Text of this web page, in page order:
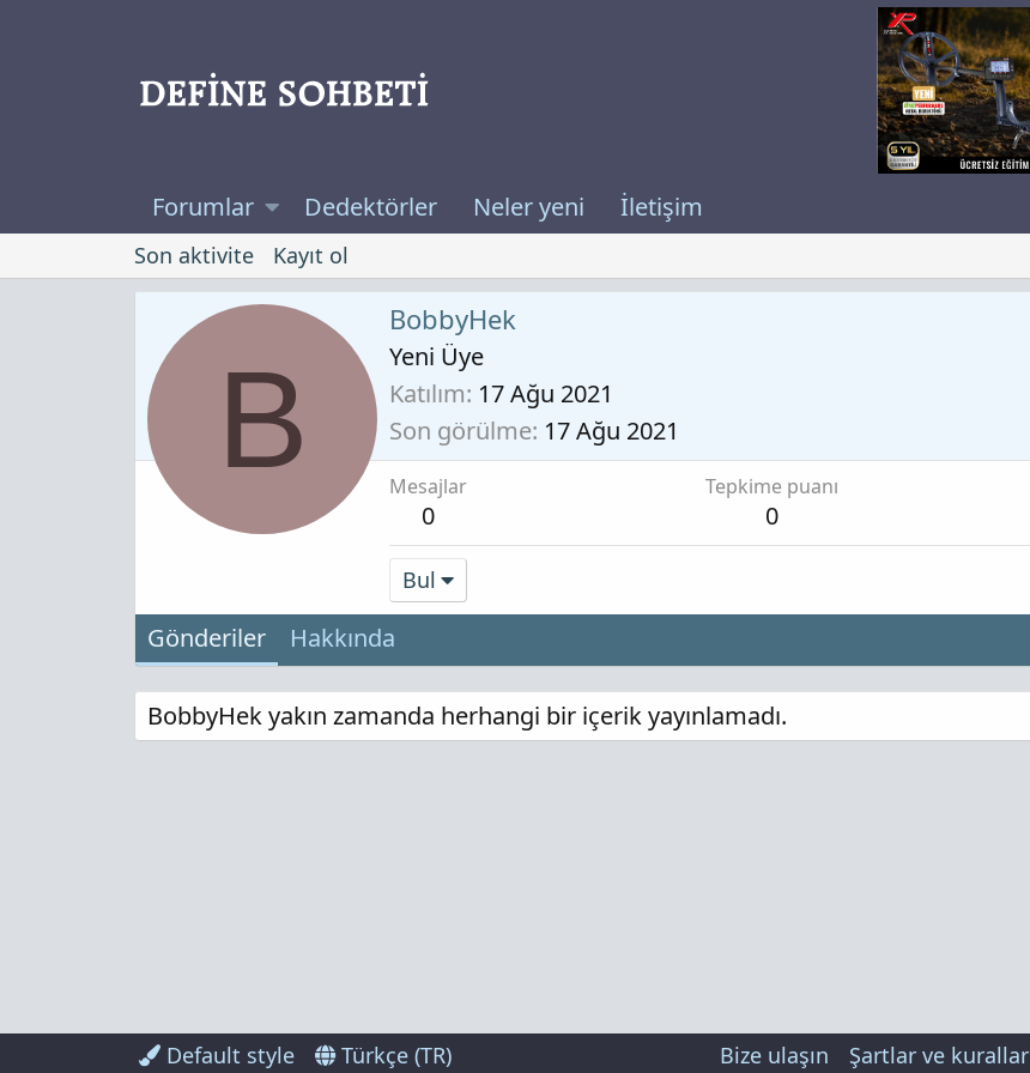
Forumlar Dedektörler Neler yeni İletişim
Son aktivite Kayıt ol
B
BobbyHek
Yeni Üye
Katılım 17 Ağu 2021
Son görülme 17 Ağu 2021
Mesajlar
0
Tepkime puanı
0
Bul
Gönderiler Hakkında
BobbyHek yakın zamanda herhangi bir içerik yayınlamadı.
Default style Türkçe (TR) Bize ulaşın Şartlar ve kurallar